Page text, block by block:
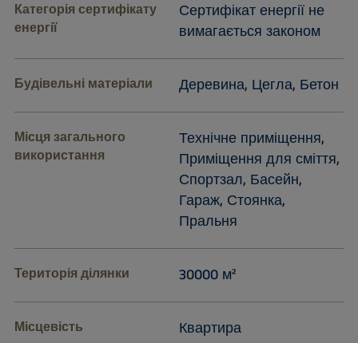
Категорія сертифікату
енергії
Сертифікат енергії не
вимагається законом
Будівельні матеріали Деревина, Цегла, Бетон
Місця загального
використання
Технічне приміщення,
Приміщення для сміття,
Спортзал, Басейн,
Гараж, Стоянка,
Пральня
Територія ділянки 30000 м²
Місцевість Квартира